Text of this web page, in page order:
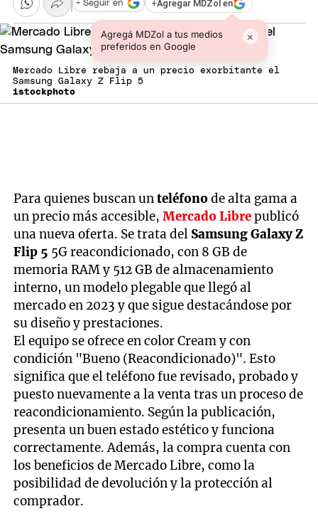
+Agregar MDZol en
Agregá MDZol a tus medios
preferidos en Google
×
+ Seguir en
Mercado Libre rebaja a un precio exorbitante el
Samsung Galaxy Z Flip 5
istockphoto
Para quienes buscan unteléfonode alta gama a
un precio más accesible,Mercado Librepublicó
una nueva oferta. Se trata del Samsung Galaxy Z
Flip 5 5G reacondicionado, con 8 GB de
memoria RAM y 512 GB de almacenamiento
interno, un modelo plegable que llegó al
mercado en 2023 y que sigue destacándose por
su diseño y prestaciones.
El equipo se ofrece en color Cream y con
condición "Bueno (Reacondicionado)". Esto
significa que el teléfono fue revisado, probado y
puesto nuevamente a la venta tras un proceso de
reacondicionamiento. Según la publicación,
presenta un buen estado estético y funciona
correctamente. Además, la compra cuenta con
los beneficios de Mercado Libre, como la
posibilidad de devolución y la protección al
comprador.